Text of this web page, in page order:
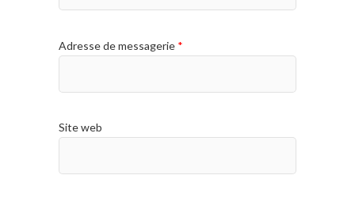
Adresse de messagerie *
Site web